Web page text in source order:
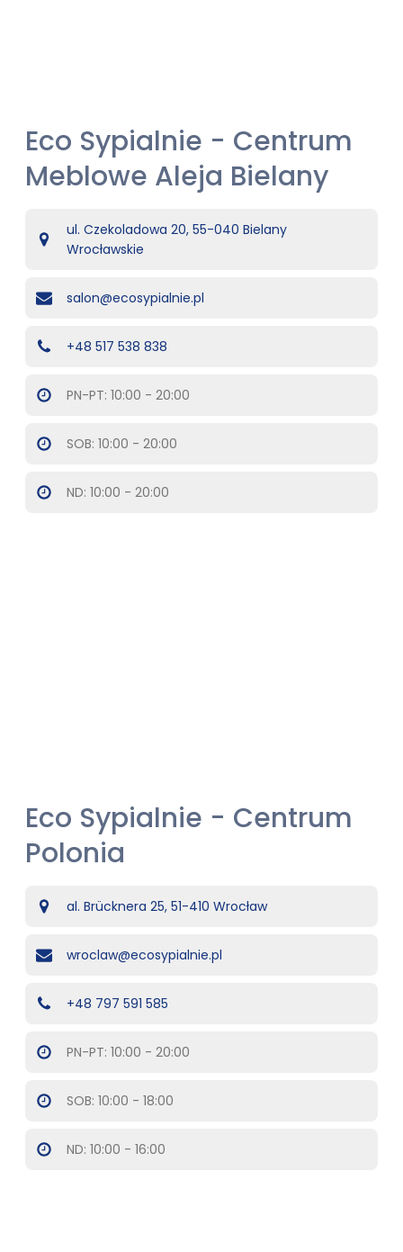
​Eco Sypialnie - Centrum
Meblowe Aleja Bielany
ul. Czekoladowa 20, 55-040 Bielany
Wrocławskie
PN-PT: 10:00 - 20:00
salon@ecosypialnie.pl
SOB: 10:00 - 20:00
+48 517 538 838
ND: 10:00 - 20:00
​Eco Sypialnie - Centrum
Polonia
al. Brücknera 25, 51-410 Wrocław
PN-PT: 10:00 - 20:00
wroclaw@ecosypialnie.pl
SOB: 10:00 - 18:00
+48 797 591 585
ND: 10:00 - 16:00